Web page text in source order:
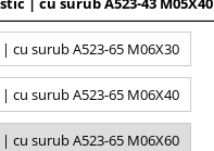
cu surub A523-65 M06X30
cu surub A523-65 M06X40
cu surub A523-65 M06X60